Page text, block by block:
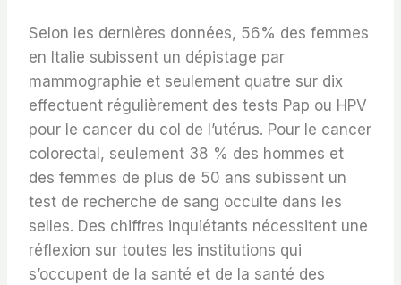
Selon les dernières données, 56% des femmes
en Italie subissent un dépistage par
mammographie et seulement quatre sur dix
effectuent régulièrement des tests Pap ou HPV
pour le cancer du col de l’utérus. Pour le cancer
colorectal, seulement 38 % des hommes et
des femmes de plus de 50 ans subissent un
test de recherche de sang occulte dans les
selles. Des chiffres inquiétants nécessitent une
réflexion sur toutes les institutions qui
s’occupent de la santé et de la santé des